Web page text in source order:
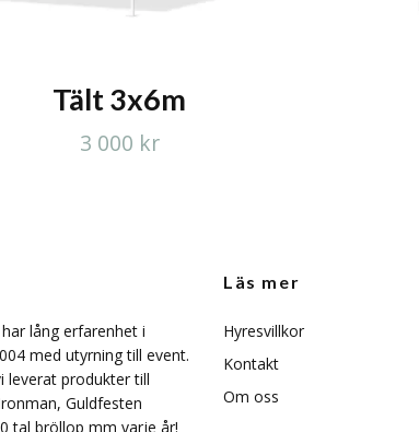
Tält 3x6m
3 000 kr
lång erfarenhet i
med utyrning till event.
leverat produkter till
Guldfesten
tal bröllop mm varje år!
Läs mer
Hyresvillkor
Kontakt
Om oss